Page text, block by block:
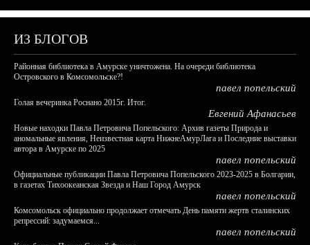
ИЗ БЛОГОВ
Районная библиотека в Амурске уничтожена. На очереди библиотека
Островского в Комсомольске?!
павел попельский
Голая вечеринка Роснано 2015г. Итог.
Евгений Афанасьев
Новые находки Павла Петровича Попельского: Архив газеты Природа и
аномальные явления, Неизвестная карта НижнеАмурЛага и Последние выставки
автора в Амурске по 2025
павел попельский
Официальные публикации Павла Петровича Попельского 2023-2025 в Болгарии,
в газетах Тихоокеанская Звезда и Наш Город Амурск
павел попельский
Комсомольск официально продолжает отмечать День памяти жертв сталинских
репрессий: задумаемся...
павел попельский